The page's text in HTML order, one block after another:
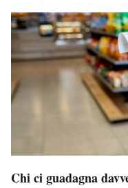
Chi ci guadagna